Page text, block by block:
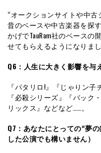
“オークションサイトや中古
昔のベースや中古楽器を探
かげでTauRam社のベース
せてもらえるようになりまし
Q6：人生に大きく影響を与
『パタリロ!』『じゃりン子
『必殺シリーズ』『バック
リックス』などなど……。
Q7：あなたにとっての“夢
した公演でも構いません）